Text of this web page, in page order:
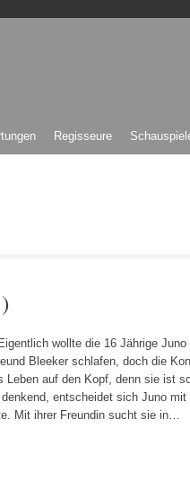
Regisseure
wollte die 16 Jährige Juno
Bleeker schlafen, doch die
Leben auf den Kopf, denn sie ist
entscheidet sich Juno
Mit ihrer Freundin sucht sie in…